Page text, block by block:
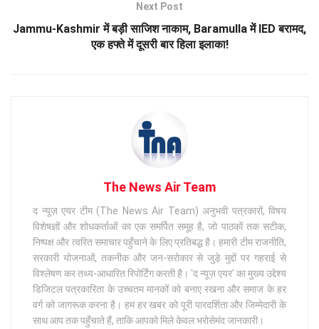
Next Post
Jammu-Kashmir में बड़ी साजिश नाकाम, Baramulla में IED बरामद,
एक हफ्ते में दूसरी बार हिला इलाका!
The News Air Team
द न्यूज़ एयर टीम (The News Air Team) अनुभवी पत्रकारों, विषय
विशेषज्ञों और शोधकर्ताओं का एक समर्पित समूह है, जो पाठकों तक सटीक,
निष्पक्ष और त्वरित समाचार पहुँचाने के लिए प्रतिबद्ध है। हमारी टीम राजनीति,
सरकारी योजनाओं, तकनीक और जन-सरोकार से जुड़े मुद्दों पर गहराई से
विश्लेषण कर तथ्य-आधारित रिपोर्टिंग करती है। 'द न्यूज़ एयर' का मुख्य उद्देश्य
डिजिटल पत्रकारिता के उच्चतम मानकों को बनाए रखना और समाज के हर
वर्ग को जागरूक करना है। हम हर खबर को पूरी पारदर्शिता और जिम्मेदारी के
साथ आप तक पहुँचाते हैं, ताकि आपको मिले केवल भरोसेमंद जानकारी।